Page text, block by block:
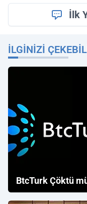
İlk
İLGINIZI
BtcTurk Çöktü